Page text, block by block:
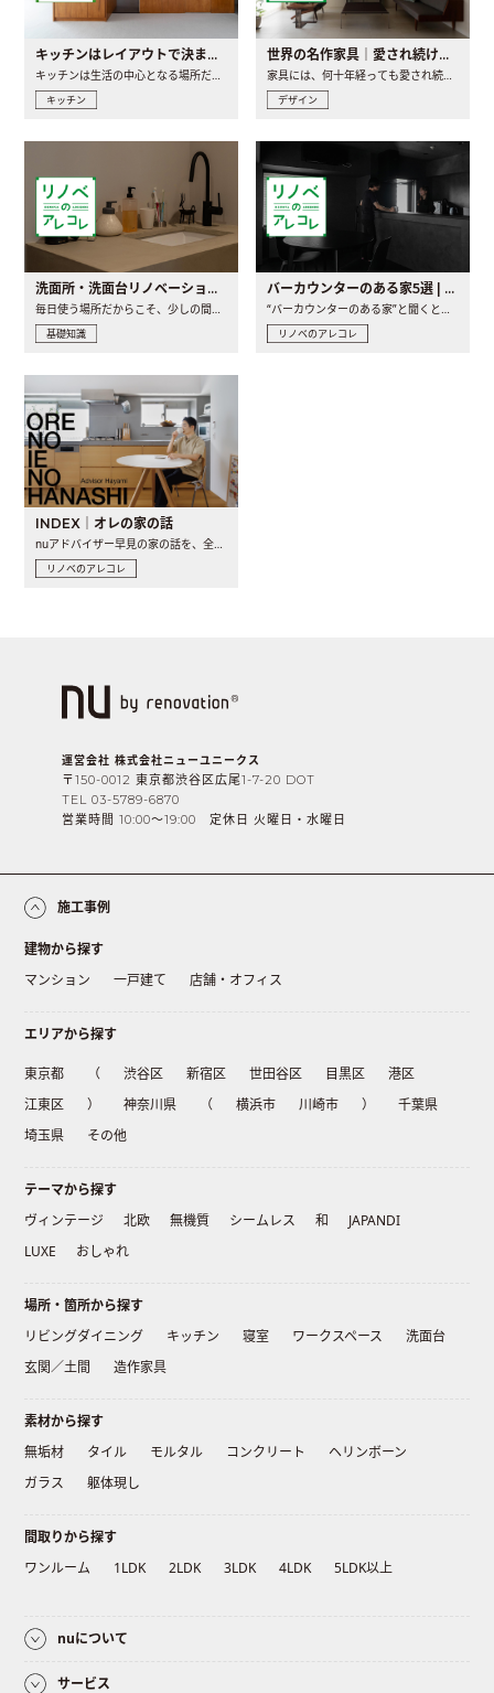
キッチンはレイアウトで決まる。後悔しないための考え方と選び方
キッチンは生活の中心となる場所だからこそ、家の中のどこに置..
キッチン
世界の名作家具｜愛され続ける理由と一生モノとの出会い方
家具には、何十年経っても愛され続ける「名作」と呼ばれるもの..
デザイン
洗面所・洗面台リノベーションの事例と間取りアイデア
毎日使う場所だからこそ、少しの間取りの工夫や素材の選び方で..
基礎知識
バーカウンターのある家5選 | 日常に馴染む“距離の近い”キッチンとは
“バーカウンターのある家”と聞くと、少し特別な、大人のための..
リノベのアレコレ
INDEX｜オレの家の話
nuアドバイザー早見の家の話を、全4話でお届け。リノベーションを..
リノベのアレコレ
運営会社 株式会社ニューユニークス
〒150-0012 東京都渋谷区広尾1-7-20 DOT
TEL 03-5789-6870
営業時間 10:00〜19:00 定休日 火曜日・水曜日
施工事例
建物から探す
マンション
一戸建て 店舗・オフィス
エリアから探す
東京都 （ 渋谷区 新宿区 世田谷区 目黒区
港区
江東区
） 神奈川県 （ 横浜市 川崎市 ）
千葉県
埼玉県
その他
テーマから探す
ヴィンテージ
北欧 無機質 シームレス 和
JAPANDI
LUXE
おしゃれ
場所・箇所から探す
リビングダイニング
キッチン 寝室 ワークスペース
洗面台
玄関／土間
造作家具
素材から探す
無垢材
タイル モルタル コンクリート
ヘリンボーン
ガラス
躯体現し
間取りから探す
ワンルーム
1LDK 2LDK 3LDK 4LDK 5LDK以上
nuについて
サービス